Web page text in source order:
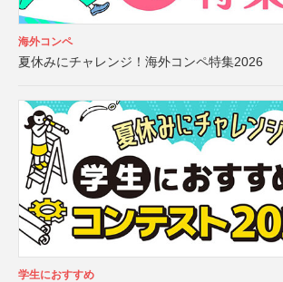
海外コンペ
夏休みにチャレンジ！海外コンペ特集2026
学生におすすめ